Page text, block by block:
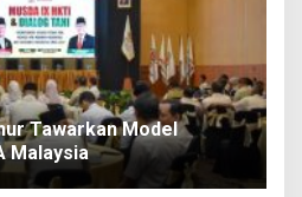
Tawarkan Model
Malaysia